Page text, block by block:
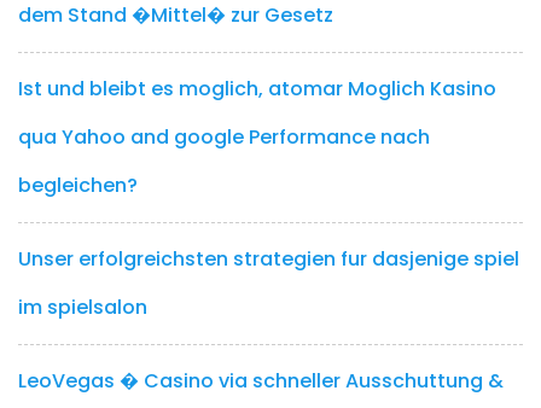
dem Stand �Mittel� zur Gesetz
Ist und bleibt es moglich, atomar Moglich Kasino
qua Yahoo and google Performance nach
begleichen?
Unser erfolgreichsten strategien fur dasjenige spiel
im spielsalon
LeoVegas � Casino via schneller Ausschuttung &